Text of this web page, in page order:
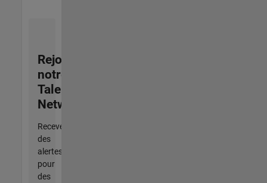
Rejoignez
notre
Talent
Network
Recevez
des
alertes
pour
des